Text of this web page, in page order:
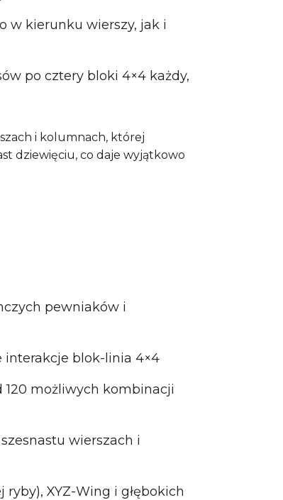
w kierunku wierszy, jak i
po cztery bloki 4×4 każdy,
i kolumnach, której
dziewięciu, co daje wyjątkowo
pewniaków i
interakcje blok-linia 4×4
możliwych kombinacji
wierszach i
XYZ-Wing i głębokich